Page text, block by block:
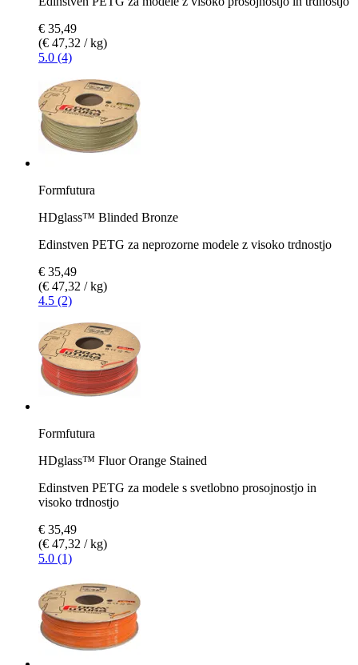
€ 35,49
(€ 47,32 / kg)
5.0 (4)
Formfutura
HDglass™ Blinded Bronze
Edinstven PETG za neprozorne modele z visoko trdnostjo
€ 35,49
(€ 47,32 / kg)
4.5 (2)
Formfutura
HDglass™ Fluor Orange Stained
Edinstven PETG za modele s svetlobno prosojnostjo in
visoko trdnostjo
€ 35,49
(€ 47,32 / kg)
5.0 (1)